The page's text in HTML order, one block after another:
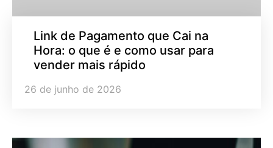
Link de Pagamento que Cai na
Hora: o que é e como usar para
vender mais rápido
26 de junho de 2026